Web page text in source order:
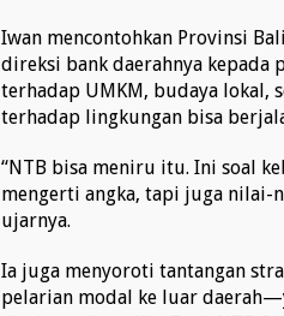
Iwan mencontohkan Provinsi
direksi bank daerahnya kepada
terhadap UMKM, budaya lokal,
terhadap lingkungan bisa
“NTB bisa meniru itu. Ini soal
mengerti angka, tapi juga nilai-
ujarnya.
Ia juga menyoroti tantangan
pelarian modal ke luar